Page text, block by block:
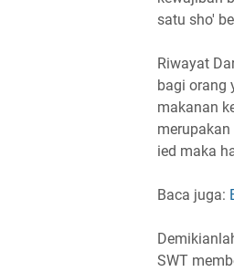
satu sho'
Riwayat
bagi orang
makanan
ied maka
Baca juga:
SWT